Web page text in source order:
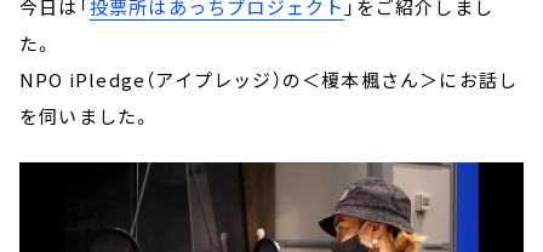
今日は「投票所はあっちプロジェクト 」をご紹介しまし
た。
NPO iPledge（アイプレッジ）の＜榎本楓さん＞にお話し
を伺いました。